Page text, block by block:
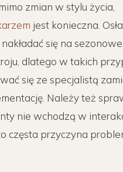
zmian w stylu życia,
jest konieczna.
się na sezonowe
dlatego w takich
się ze specjalistą
Należy też
nie wchodzą w
częsta przyczyna